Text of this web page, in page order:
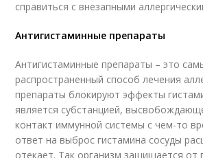
справиться с внезапными
Антигистаминные препараты
Антигистаминные препараты – это
распространенный способ лечения
препараты блокируют эффекты
является субстанцией,
контакт иммунной системы с чем-то
ответ на выброс гистамина сосуды
отекает. Так организм защищается от